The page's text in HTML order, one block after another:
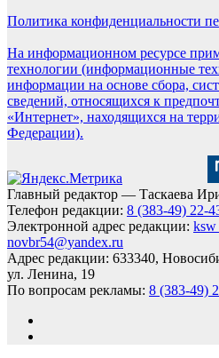
Политика конфиденциальности
На информационном ресурсе
технологии (информационные
информации на основе сбора,
сведений, относящихся к
«Интернет», находящихся на
Федерации).
Главный редактор — Таскаева
Телефон редакции: 8 (383-49) 22-
Электронной адрес редакции:
novbr54@yandex.ru
Адрес редакции: 633340,
ул. Ленина, 19
По вопросам рекламы: 8 (383-49)